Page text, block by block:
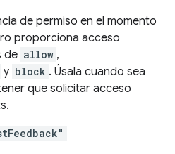
de permiso en el momento
proporciona acceso
de allow ,
y block . Úsala cuando sea
que solicitar acceso